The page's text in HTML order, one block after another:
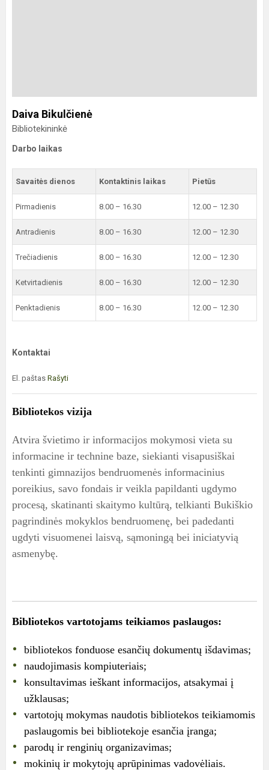
Daiva Bikulčienė
Bibliotekininkė
Darbo laikas
Savaitės dienos Kontaktinis laikas Pietūs
Pirmadienis 8.00 – 16.30 12.00 – 12.30
Antradienis 8.00 – 16.30 12.00 – 12.30
Trečiadienis 8.00 – 16.30 12.00 – 12.30
Ketvirtadienis 8.00 – 16.30 12.00 – 12.30
Penktadienis 8.00 – 16.30 12.00 – 12.30
Kontaktai
El. paštas Rašyti
Bibliotekos vizija
Atvira švietimo ir informacijos mokymosi vieta su
informacine ir technine baze, siekianti visapusiškai
tenkinti gimnazijos bendruomenės informacinius
poreikius, savo fondais ir veikla papildanti ugdymo
procesą, skatinanti skaitymo kultūrą, telkianti Bukiškio
pagrindinės mokyklos bendruomenę, bei padedanti
ugdyti visuomenei laisvą, sąmoningą bei iniciatyvią
asmenybę.
Bibliotekos vartotojams teikiamos paslaugos:
bibliotekos fonduose esančių dokumentų išdavimas;
naudojimasis kompiuteriais;
konsultavimas ieškant informacijos, atsakymai į
užklausas;
vartotojų mokymas naudotis bibliotekos teikiamomis
paslaugomis bei bibliotekoje esančia įranga;
parodų ir renginių organizavimas;
mokinių ir mokytojų aprūpinimas vadovėliais.